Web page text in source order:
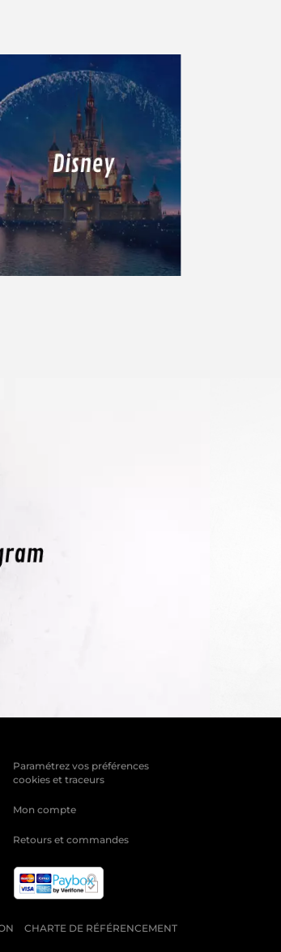
Paramétrez vos préférences
cookies et traceurs
Mon compte
Retours et commandes
CHARTE DE RÉFÉRENCEMENT